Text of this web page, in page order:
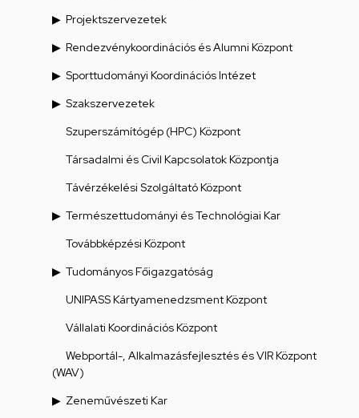
Projektszervezetek
Rendezvénykoordinációs és Alumni Központ
Sporttudományi Koordinációs Intézet
Szakszervezetek
Szuperszámítógép (HPC) Központ
Társadalmi és Civil Kapcsolatok Központja
Távérzékelési Szolgáltató Központ
Természettudományi és Technológiai Kar
Továbbképzési Központ
Tudományos Főigazgatóság
UNIPASS Kártyamenedzsment Központ
Vállalati Koordinációs Központ
Webportál-, Alkalmazásfejlesztés és VIR Központ
(WAV)
Zeneművészeti Kar